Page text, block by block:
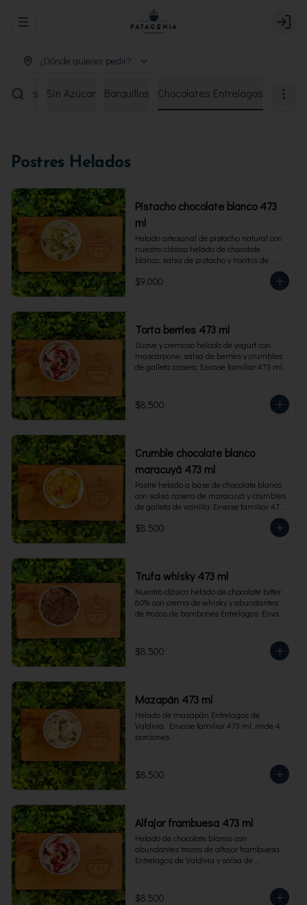
Abrir menu de navegación Login
¿Dónde quieres pedir?
Sin Azúcar Barquillos Chocolates Entrelagos
Postres Helados
Pistacho chocolate blanco 473
ml
Helado artesanal de pistacho natural con
nuestro clásico helado de chocolate
blanco, salsa de pistacho y trocitos de
pistacho. Envase familiar 473 ml, rinde 4
porciones.
$9.000
Torta berries 473 ml
Suave y cremoso helado de yogurt con
mascarpone, salsa de berries y crumbles
de galleta casera. Envase familiar 473 ml,
$8.500
Crumble chocolate blanco
maracuyá 473 ml
Postre helado a base de chocolate blanco
con salsa casera de maracuyá y crumbles
de galleta de vainilla. Envase familiar 473
$8.500
Trufa whisky 473 ml
Nuestro clásico helado de chocolate bitter
60% con crema de whisky y abundantes
de trozos de bombones Entrelagos. Envase
$8.500
Mazapán 473 ml
Helado de mazapán Entrelagos de
Valdivia.  Envase familiar 473 ml, rinde 4
porciones.
$8.500
Alfajor frambuesa 473 ml
Helado de chocolate blanco con
abundantes trozos de alfajor frambuesa
Entrelagos de Valdivia y salsa de
$8.500